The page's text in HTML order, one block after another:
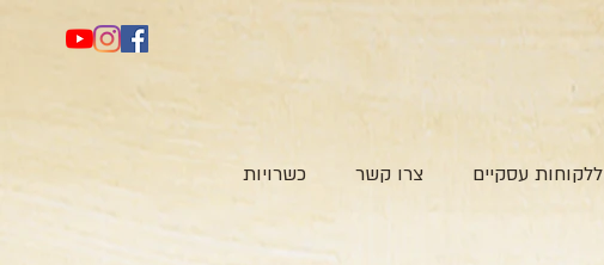
ללקוחות עסקיים צרו קשר כשרויות